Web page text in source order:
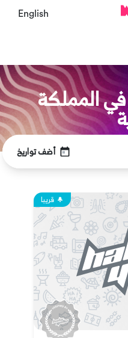
English
في المملكة
أضف تواريخ
قريبا